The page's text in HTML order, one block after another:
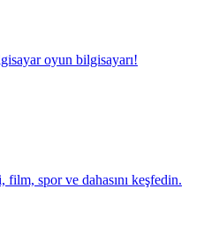
oyun bilgisayarı!
film, spor ve dahasını keşfedin.